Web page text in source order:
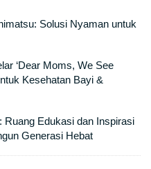
Solusi Nyaman untuk
‘Dear Moms, We See
Kesehatan Bayi &
Edukasi dan Inspirasi
Generasi Hebat